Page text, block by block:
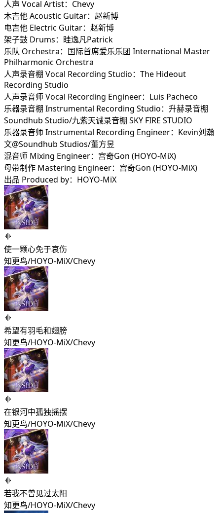
人声 Vocal Artist：Chevy
木吉他 Acoustic Guitar：赵新博
电吉他 Electric Guitar：赵新博
架子鼓 Drums：眭逸凡Patrick
乐队 Orchestra：国际首席爱乐乐团 International Master
Philharmonic Orchestra
人声录音棚 Vocal Recording Studio：The Hideout
Recording Studio
人声录音师 Vocal Recording Engineer：Luis Pacheco
乐器录音棚 Instrumental Recording Studio：升赫录音棚
Soundhub Studio/九紫天诚录音棚 SKY FIRE STUDIO
乐器录音师 Instrumental Recording Engineer：Kevin刘瀚
文@Soundhub Studios/董方昱
混音师 Mixing Engineer：宫奇Gon (HOYO-MiX)
母带制作 Mastering Engineer：宫奇Gon (HOYO-MiX)
出品 Produced by：HOYO-MiX
使一颗心免于哀伤
知更鸟/HOYO-MiX/Chevy
希望有羽毛和翅膀
知更鸟/HOYO-MiX/Chevy
在银河中孤独摇摆
知更鸟/HOYO-MiX/Chevy
若我不曾见过太阳
知更鸟/HOYO-MiX/Chevy